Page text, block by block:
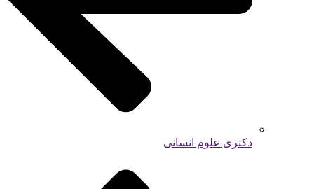
دکتری علوم انسانی